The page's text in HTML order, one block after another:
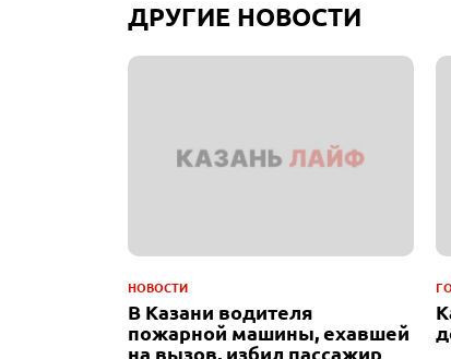
ДРУГИЕ НОВОСТИ
НОВОСТИ
В Казани водителя
пожарной машины, ехавшей
на вызов, избил пассажир